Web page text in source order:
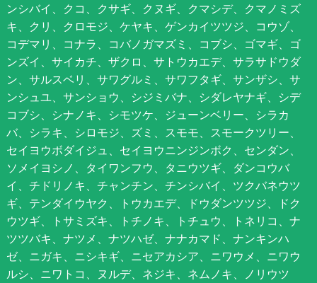
ンシバイ、クコ、クサギ、クヌギ、クマシデ、クマノミズ
キ、クリ、クロモジ、ケヤキ、ゲンカイツツジ、コウゾ、
コデマリ、コナラ、コバノガマズミ、コブシ、ゴマギ、ゴ
ンズイ、サイカチ、ザクロ、サトウカエデ、サラサドウダ
ン、サルスベリ、サワグルミ、サワフタギ、サンザシ、サ
ンシュユ、サンショウ、シジミバナ、シダレヤナギ、シデ
コブシ、シナノキ、シモツケ、ジューンベリー、シラカ
バ、シラキ、シロモジ、ズミ、スモモ、スモークツリー、
セイヨウボダイジュ、セイヨウニンジンボク、センダン、
ソメイヨシノ、タイワンフウ、タニウツギ、ダンコウバ
イ、チドリノキ、チャンチン、チンシバイ、ツクバネウツ
ギ、テンダイウヤク、トウカエデ、ドウダンツツジ、ドク
ウツギ、トサミズキ、トチノキ、トチュウ、トネリコ、ナ
ツツバキ、ナツメ、ナツハゼ、ナナカマド、ナンキンハ
ゼ、ニガキ、ニシキギ、ニセアカシア、ニワウメ、ニワウ
ルシ、ニワトコ、ヌルデ、ネジキ、ネムノキ、ノリウツ